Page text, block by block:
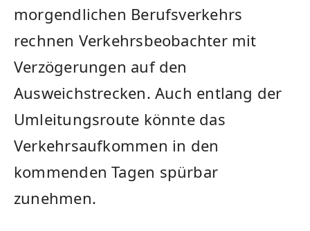
morgendlichen Berufsverkehrs
rechnen Verkehrsbeobachter mit
Verzögerungen auf den
Ausweichstrecken. Auch entlang der
Umleitungsroute könnte das
Verkehrsaufkommen in den
kommenden Tagen spürbar
zunehmen.